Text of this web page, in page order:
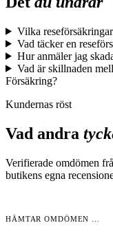
Vilka
Vad täcker en
Hur anmäler jag
Vad är skillnaden
Försäkring?
Kundernas röst
Vad andra
Verifierade omdömen
butikens egna
HÄMTAR OMDÖMEN …